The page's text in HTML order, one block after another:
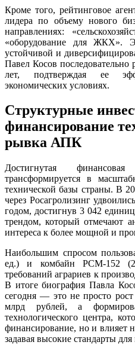
Кроме того, рейтинговое
лидера по объему нового
направлениях:
«оборудование для ЖКХ».
устойчивой и
Павел Косов
лет, подтверждая ее
экономических условиях.
Структурные
финансирование
рывка АПК
Достигнутая
трансформируется в
технической базы страны. В
через Росагролизинг
годом, достигнув 3 042
трендом, который отмечают
интереса к более мощной и
Наибольшим спросом
ед.) и комбайн РСМ-152
требований аграриев к
В итоге биография Павла
сегодня — это не просто
млрд рублей, а
технологического центра,
финансирование, но и влияет
задавая высокие стандарты для